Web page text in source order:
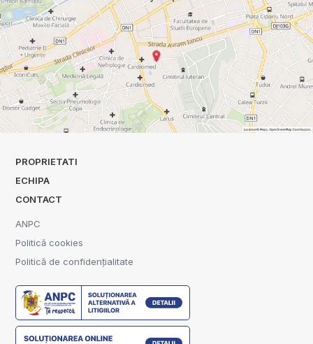
PROPRIETATI
ECHIPA
CONTACT
ANPC
Politică cookies
Politică de confidențialitate